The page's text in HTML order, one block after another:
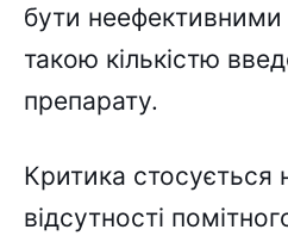
бути неефективними
такою кількістю
препарату.
Критика стосується
відсутності